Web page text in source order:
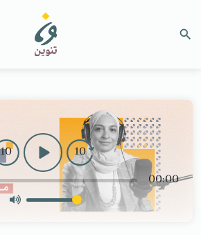
10
10
00:00